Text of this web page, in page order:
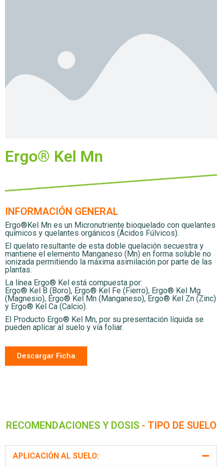
Ergo® Kel Mn
INFORMACIÓN GENERAL
Ergo®Kel Mn es un Micronutriente bioquelado con quelantes
químicos y quelantes orgánicos (Ácidos Fúlvicos).
El quelato resultante de esta doble quelación secuestra y
mantiene el elemento Manganeso (Mn) en forma soluble no
ionizada permitiendo la máxima asimilación por parte de las
plantas.
La línea Ergo® Kel está compuesta por:
Ergo® Kel B (Boro), Ergo® Kel Fe (Fierro), Ergo® Kel Mg
(Magnesio), Ergo® Kel Mn (Manganeso), Ergo® Kel Zn (Zinc)
y Ergo® Kel Ca (Calcio).
El Producto Ergo® Kel Mn, por su presentación líquida se
pueden aplicar al suelo y vía foliar.
Descargar Ficha
RECOMENDACIONES Y DOSIS - TIPO DE SUELO
APLICACIÓN AL SUELO: